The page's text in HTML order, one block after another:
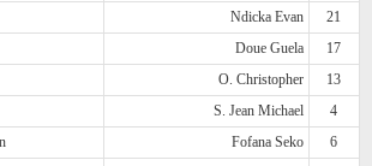
Ndicka Evan
21
Doue Guela
17
O. Christopher
13
S. Jean Michael
4
Fofana Seko
6